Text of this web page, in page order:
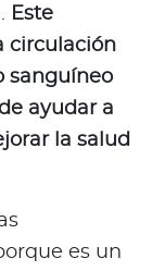
Este
circulación
sanguíneo
ayudar a
la salud
es un